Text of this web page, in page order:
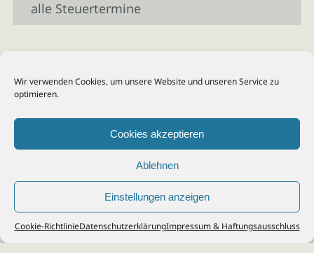
Wir verwenden Cookies, um unsere Website und unseren Service zu
optimieren.
Cookies akzeptieren
Ablehnen
Einstellungen anzeigen
Cookie-RichtlinieDatenschutzerklärungImpressum & Haftungsausschluss
alle Steuertermine
© 2026Steuerberater Kempf, Köln - Steuerberatung Poll, Porz, Deutz, Mülheim,